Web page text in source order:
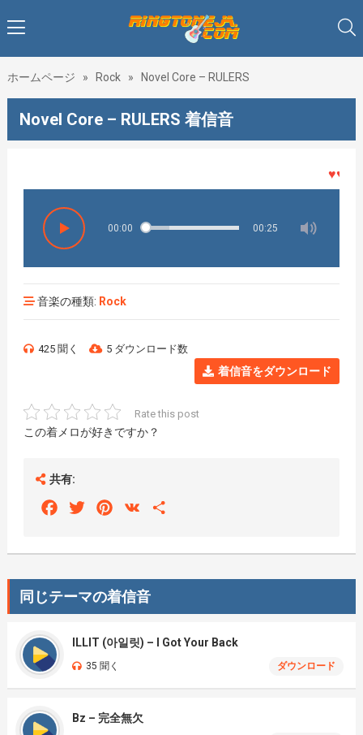
ホームページ » Rock » Novel Core – RULERS
Novel Core – RULERS 着信音
♥♥♥着メ
00:00 00:25
音楽の種類: Rock
425 聞く 5 ダウンロード数
着信音をダウンロード
Rate this post
この着メロが好きですか？
共有:
FacebookTwitterPinterest
VK
同じテーマの着信音
ILLIT (아일릿) – I Got Your Back
35 聞く ダウンロード
Bz – 完全無欠